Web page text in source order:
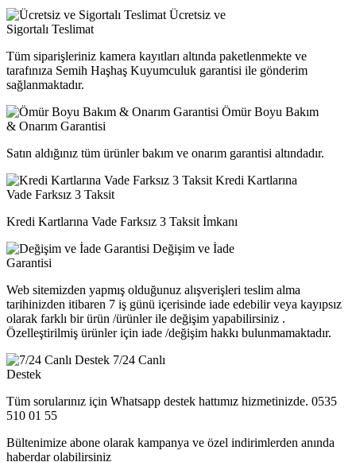
Ücretsiz ve
Sigortalı Teslimat
Tüm siparişleriniz kamera kayıtları altında paketlenmekte ve
tarafınıza Semih Haşhaş Kuyumculuk garantisi ile gönderim
sağlanmaktadır.
Ömür Boyu Bakım
& Onarım Garantisi
Satın aldığınız tüm ürünler bakım ve onarım garantisi altındadır.
Kredi Kartlarına
Vade Farksız 3 Taksit
Kredi Kartlarına Vade Farksız 3 Taksit İmkanı
Değişim ve İade
Garantisi
Web sitemizden yapmış olduğunuz alışverişleri teslim alma
tarihinizden itibaren 7 iş günü içerisinde iade edebilir veya kayıpsız
olarak farklı bir ürün /ürünler ile değişim yapabilirsiniz .
Özelleştirilmiş ürünler için iade /değişim hakkı bulunmamaktadır.
7/24 Canlı
Destek
Tüm sorularınız için Whatsapp destek hattımız hizmetinizde. 0535
510 01 55
Bültenimize abone olarak kampanya ve özel indirimlerden anında
haberdar olabilirsiniz